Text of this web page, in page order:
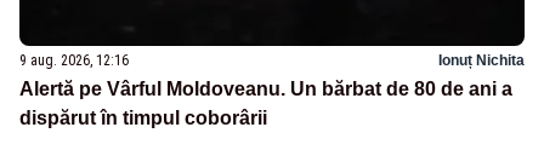
9 aug. 2026, 12:16 Ionuț Nichita
Alertă pe Vârful Moldoveanu. Un bărbat de 80 de ani a
dispărut în timpul coborârii